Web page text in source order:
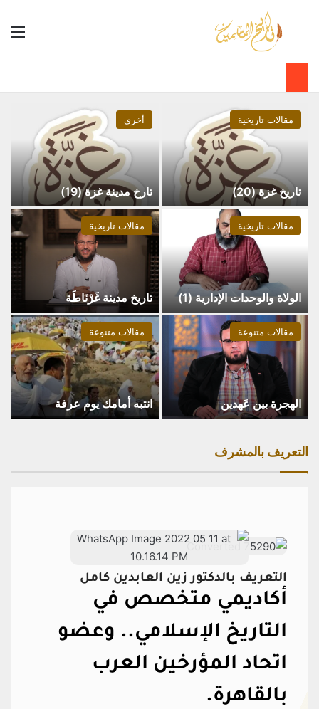
مقالات تاريخية
تاريخ غزة (20)
أخرى
تارخ مدينة غزة (19)
مقالات تاريخية
الولاة والوحدات الإدارية (1)
مقالات تاريخية
تاريخ مدينة غَرْنَاطَة
مقالات متنوعة
الهجرة بين عَهدين
مقالات متنوعة
انتبه أمامك يوم عرفة
التعريف بالمشرف
التعريف بالدكتور زين العابدين كامل
أكاديمي متخصص في
التاريخ الإسلامي.. وعضو
اتحاد المؤرخين العرب
بالقاهرة.